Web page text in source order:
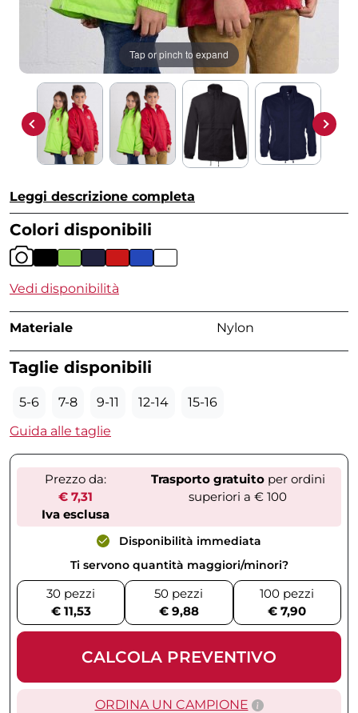
Tap or pinch to expand
Leggi descrizione completa
Colori disponibili
Vedi disponibilità
Materiale Nylon
Taglie disponibili
5-6 7-8 9-11 12-14
15-16
Guida alle taglie
Prezzo da:
€ 7,31
Iva esclusa
Trasporto gratuitoper ordini
superiori a € 100
Disponibilità immediata
Ti servono quantità maggiori/minori?
30 pezzi
€ 11,53
50 pezzi
€ 9,88
100 pezzi
€ 7,90
CALCOLA PREVENTIVO
ORDINA UN CAMPIONE